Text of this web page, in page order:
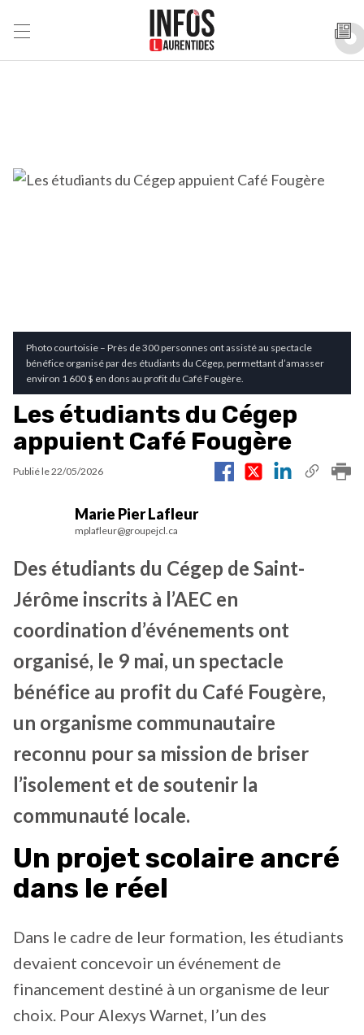
Photo courtoisie – Près de 300 personnes ont assisté au spectacle
bénéfice organisé par des étudiants du Cégep, permettant d’amasser
environ 1 600 $ en dons au profit du Café Fougère.
Les étudiants du Cégep
appuient Café Fougère
Publié le22/05/2026
Marie Pier Lafleur
mplafleur@groupejcl.ca
Des étudiants du Cégep de Saint-
Jérôme inscrits à l’AEC en
coordination d’événements ont
organisé, le 9 mai, un spectacle
bénéfice au profit du Café Fougère,
un organisme communautaire
reconnu pour sa mission de briser
l’isolement et de soutenir la
communauté locale.
Un projet scolaire ancré
dans le réel
Dans le cadre de leur formation, les étudiants
devaient concevoir un événement de
financement destiné à un organisme de leur
choix. Pour Alexys Warnet, l’un des